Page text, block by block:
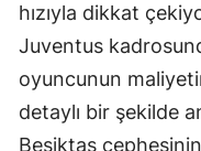
hızıyla dikkat
Juventus
oyuncunun
detaylı bir şekilde
Beşiktaş